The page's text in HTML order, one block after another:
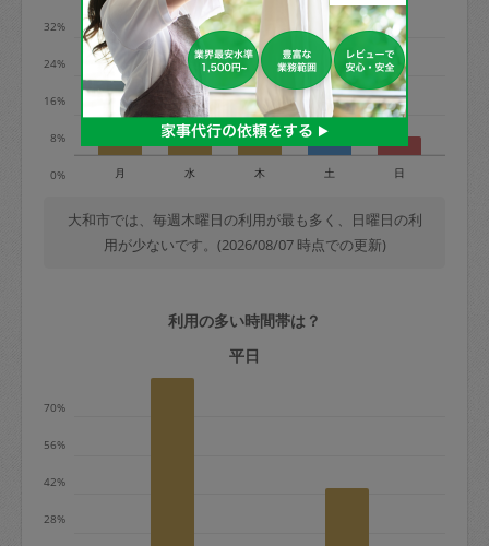
水曜日9時〜金曜日9時まで＝依頼料金の
50%
金曜日9時～土曜日8時まで＝依頼金額の
100%
土曜日8時〜実施時間＝依頼金額の100%
＋交通費全額
依頼者不在による当日キャンセル＝依頼
金額の100%＋交通費全額
定期契約をキャンセルする場合、毎週定
期は月2回まで隔週定期は月1回までキャ
ンセル料は発生しません。それ以上はキ
0%
8%
16%
24%
32%
月 水 木 土 日
大和市では、毎週木曜日の利用が最も多く、日曜日の利
用が少ないです。(2026/08/07 時点での更新)
利用の多い時間帯は？
平日
28%
42%
56%
70%